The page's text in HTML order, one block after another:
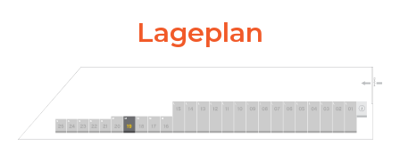
Lageplan